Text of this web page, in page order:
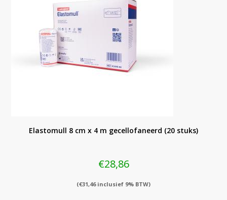
Elastomull 8 cm x 4 m gecellofaneerd (20 stuks)
€28,86
(€31,46inclusief 9% BTW)